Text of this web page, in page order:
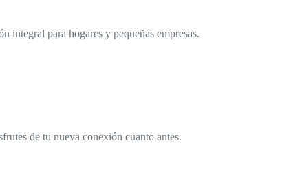
integral para hogares y pequeñas empresas.
de tu nueva conexión cuanto antes.